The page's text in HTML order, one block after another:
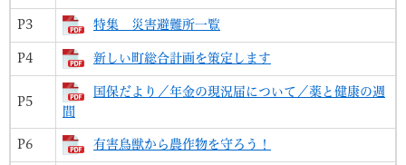
P3 特集 災害避難所一覧
P4 新しい町総合計画を策定します
P5
国保だより／年金の現況届について／薬と健康の週
間
P6 有害鳥獣から農作物を守ろう！